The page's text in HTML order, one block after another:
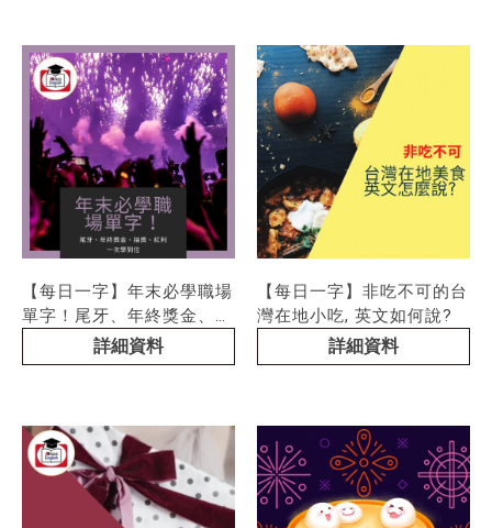
【每日一字】年末必學職場
單字！尾牙、年終獎金、抽
獎、紅利一次學到位
詳細資料
【每日一字】非吃不可的台
灣在地小吃, 英文如何說?
詳細資料